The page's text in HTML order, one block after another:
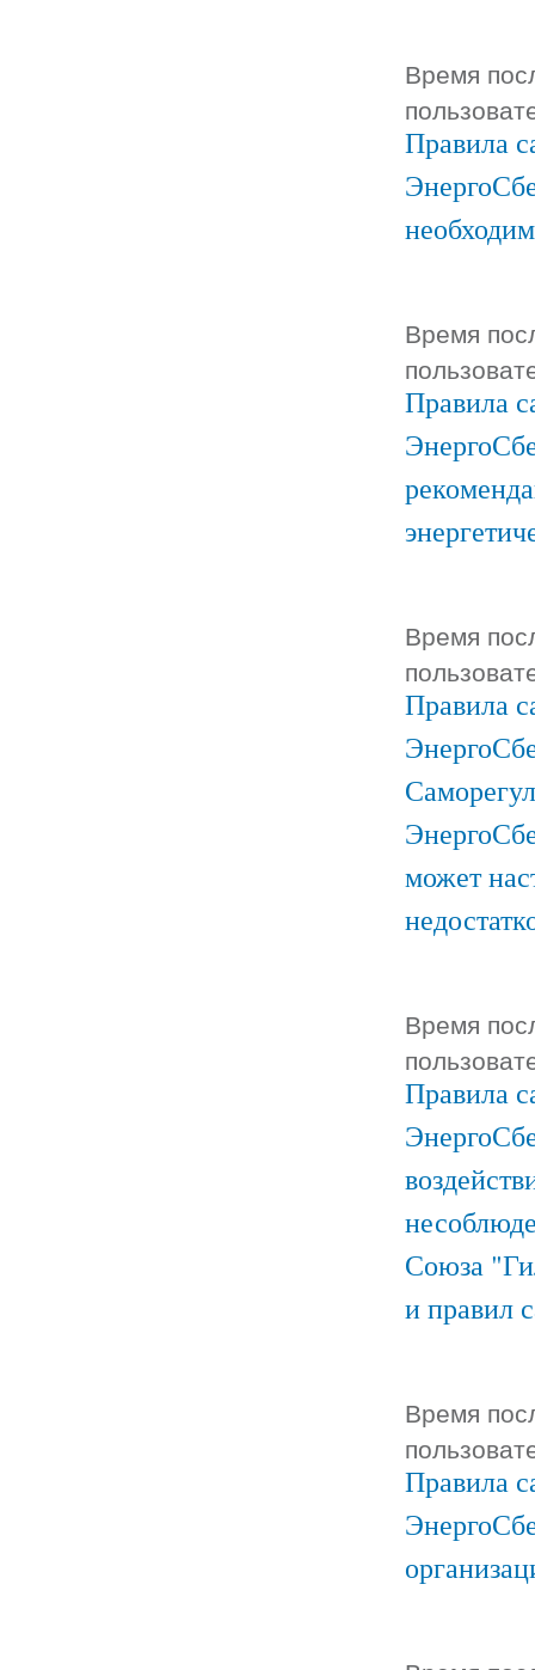
Время
Правила
Время
Правила
Время
Правила
может
Время
Правила
Союза
и правил
Время
Правила